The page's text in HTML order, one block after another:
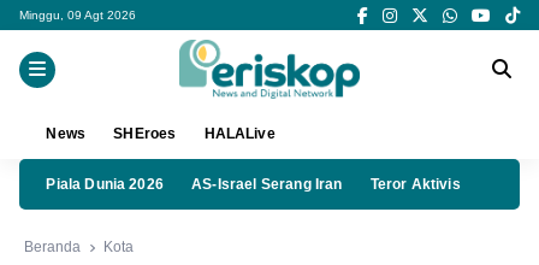
Minggu, 09 Agt 2026
News SHEroes HALALive
Piala Dunia 2026 AS-Israel Serang Iran Teror Aktivis
Beranda Kota